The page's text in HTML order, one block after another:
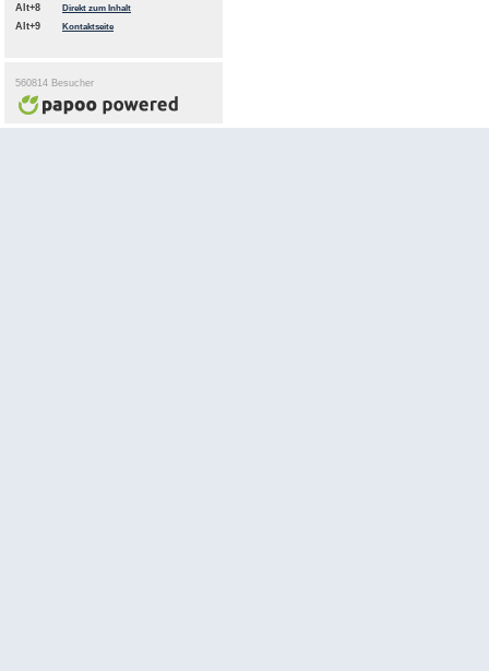
Alt+8 Direkt zum Inhalt
Alt+9 Kontaktseite
560814 Besucher